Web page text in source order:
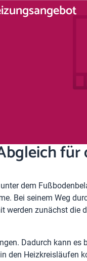
für
dem
Bei seinem Weg
werden zunächst die
Dadurch kann es
den Heizkreisläufen